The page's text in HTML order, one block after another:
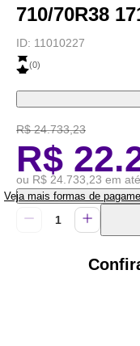
710/70R38
ID: 11010227
(0)
R$ 24.733,23
R$
ou R$ 24.733,23 em
Veja mais formas de